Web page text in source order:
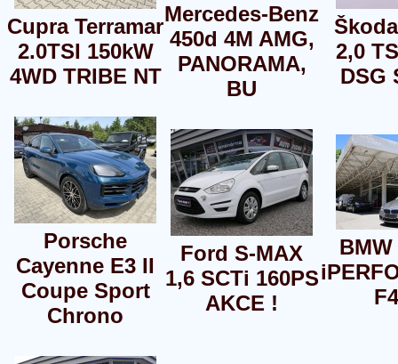
Cupra Terramar
2.0TSI 150kW
4WD TRIBE NT
Mercedes-Benz
450d 4M AMG,
PANORAMA,
BU
2,0
DSG
Porsche
Cayenne E3 II
Coupe Sport
Chrono
Ford S-MAX
1,6 SCTi 160PS
AKCE !
BMW